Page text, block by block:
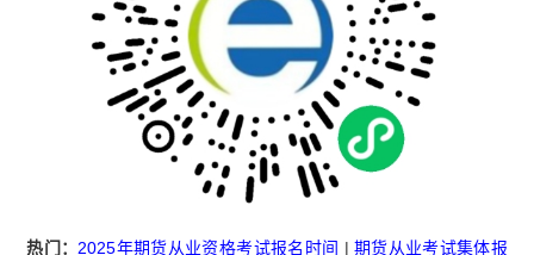
热门： 2025年期货从业资格考试报名时间 | 期货从业考试集体报